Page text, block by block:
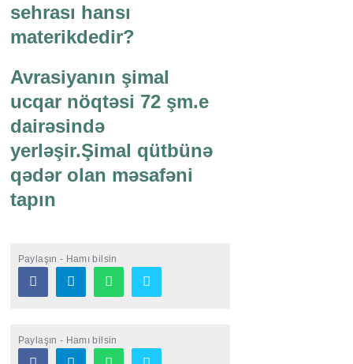
sehrası hansı
materikdedir?
Avrasiyanın şimal
ucqar nöqtəsi 72 şm.e
dairəsində
yerləşir.Şimal qütbünə
qədər olan məsafəni
tapın
Paylaşın - Hamı bilsin
Paylaşın - Hamı bilsin